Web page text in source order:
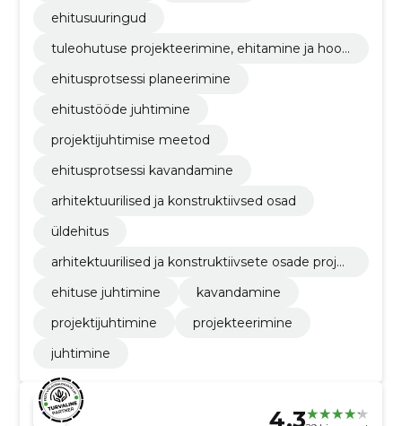
ehitusuuringud
tuleohutuse projekteerimine, ehitamine ja hool
ehitusprotsessi planeerimine
ehitustööde juhtimine
projektijuhtimise meetod
ehitusprotsessi kavandamine
arhitektuurilised ja konstruktiivsed osad
üldehitus
arhitektuurilised ja konstruktiivsete osade proje
ehituse juhtimine
kavandamine
projektijuhtimine
projekteerimine
juhtimine
4.3